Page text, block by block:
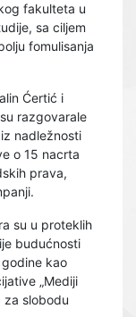
fakulteta u
sa ciljem
fomulisanja
Ćertić i
razgovarale
nadležnosti
o 15 nacrta
prava,
su u proteklih
budućnosti
kao
„Mediji
za slobodu